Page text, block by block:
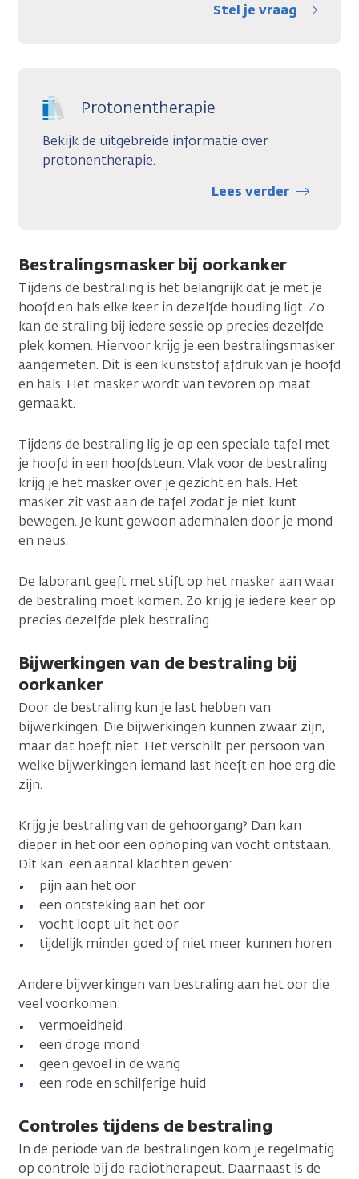
Stel je vraag
Protonentherapie
Bekijk de uitgebreide informatie over
protonentherapie.
Lees verder
Bestralingsmasker bij oorkanker
Tijdens de bestraling is het belangrijk dat je met je
hoofd en hals elke keer in dezelfde houding ligt. Zo
kan de straling bij iedere sessie op precies dezelfde
plek komen. Hiervoor krijg je een bestralingsmasker
aangemeten. Dit is een kunststof afdruk van je hoofd
en hals. Het masker wordt van tevoren op maat
gemaakt.
Tijdens de bestraling lig je op een speciale tafel met
je hoofd in een hoofdsteun. Vlak voor de bestraling
krijg je het masker over je gezicht en hals. Het
masker zit vast aan de tafel zodat je niet kunt
bewegen. Je kunt gewoon ademhalen door je mond
en neus.
De laborant geeft met stift op het masker aan waar
de bestraling moet komen. Zo krijg je iedere keer op
precies dezelfde plek bestraling.
Bijwerkingen van de bestraling bij
oorkanker
Door de bestraling kun je last hebben van
bijwerkingen. Die bijwerkingen kunnen zwaar zijn,
maar dat hoeft niet. Het verschilt per persoon van
welke bijwerkingen iemand last heeft en hoe erg die
zijn.
Krijg je bestraling van de gehoorgang? Dan kan
dieper in het oor een ophoping van vocht ontstaan.
Dit kan een aantal klachten geven:
pijn aan het oor
een ontsteking aan het oor
vocht loopt uit het oor
tijdelijk minder goed of niet meer kunnen horen
Andere bijwerkingen van bestraling aan het oor die
veel voorkomen:
vermoeidheid
een droge mond
geen gevoel in de wang
een rode en schilferige huid
Controles tijdens de bestraling
In de periode van de bestralingen kom je regelmatig
op controle bij de radiotherapeut. Daarnaast is de